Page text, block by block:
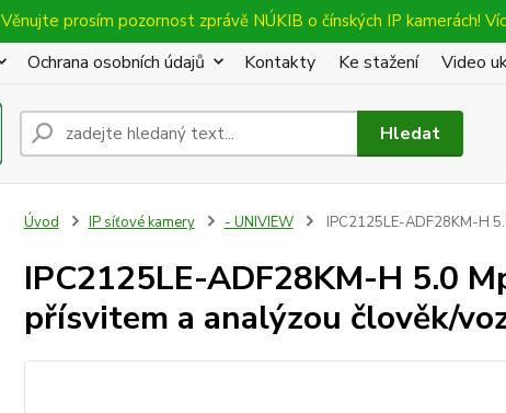
Věnujte prosím pozornost zprávě NÚKIB o čínských IP kamerách!
Ochrana osobních údajů Kontakty Ke stažení Video
Hledat
Úvod IP síťové kamery - UNIVIEW IPC2125LE-ADF28KM-H
IPC2125LE-ADF28KM-H 5.0
přísvitem a analýzou člověk/